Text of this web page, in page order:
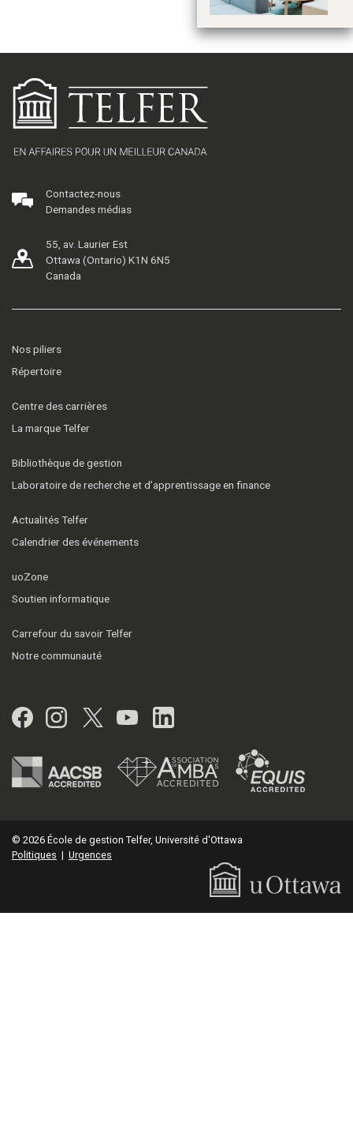
Contactez-nous
Demandes médias
55, av. Laurier Est
Ottawa (Ontario) K1N 6N5
Canada
Nos piliers
Répertoire
Centre des carrières
La marque Telfer
Bibliothèque de gestion
Laboratoire de recherche et d’apprentissage en finance
Actualités Telfer
Calendrier des événements
uoZone
Soutien informatique
Carrefour du savoir Telfer
Notre communauté
Facebook
Instagram
Twitter
YouTubeLinkedIn
© 2026 École de gestion Telfer, Université d'Ottawa
Politiques | Urgences